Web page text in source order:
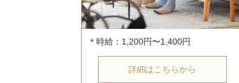
詳細はこちらから